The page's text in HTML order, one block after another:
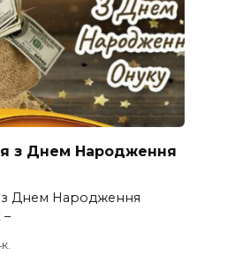
з Днем Народження
з Днем Народження